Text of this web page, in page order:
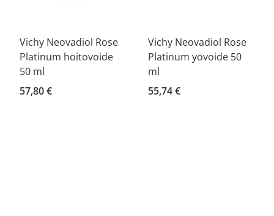
Vichy Neovadiol Rose
Platinum hoitovoide
50 ml
57,80 €
Vichy Neovadiol Rose
Platinum yövoide 50
ml
55,74 €